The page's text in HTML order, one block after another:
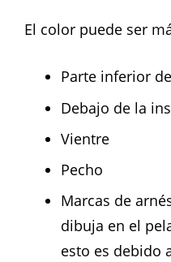
El color puede ser
Parte inferior
Debajo de la
Vientre
Pecho
Marcas de
dibuja en el
esto es debido